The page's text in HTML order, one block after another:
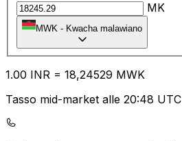
MK
MWK - Kwacha malawiano
1.00 INR = 18,24529 MWK
Tasso mid-market alle 20:48 UTC